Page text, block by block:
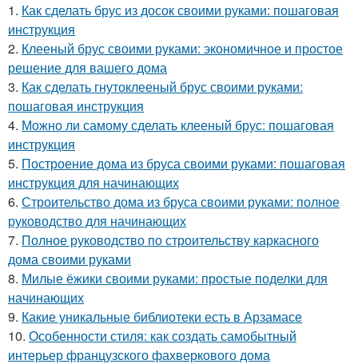
1. Как сделать брус из досок своими руками: пошаговая
инструкция
2. Клееный брус своими руками: экономичное и простое
решение для вашего дома
3. Как сделать гнутоклееный брус своими руками:
пошаговая инструкция
4. Можно ли самому сделать клееный брус: пошаговая
инструкция
5. Построение дома из бруса своими руками: пошаговая
инструкция для начинающих
6. Строительство дома из бруса своими руками: полное
руководство для начинающих
7. Полное руководство по строительству каркасного
дома своими руками
8. Милые ёжики своими руками: простые поделки для
начинающих
9. Какие уникальные библиотеки есть в Арзамасе
10. Особенности стиля: как создать самобытный
интерьер французского фахверкового дома